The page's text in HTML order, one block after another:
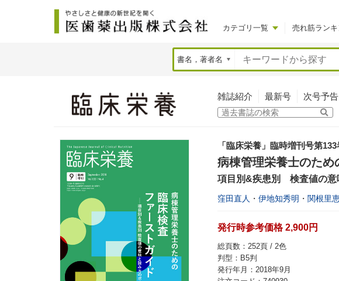
カテゴリ一覧 売れ筋ラン
雑誌紹介 最新号 次号予告
「臨床栄養」臨時増刊号第
病棟管理栄養士のため
項目別&疾患別 検査値の意
窪田直人 ・ 伊地知秀明 ・ 関根里
発行時参考価格 2,900円
総頁数：252頁 / 2色
判型：B5判
発行年月：2018年9月